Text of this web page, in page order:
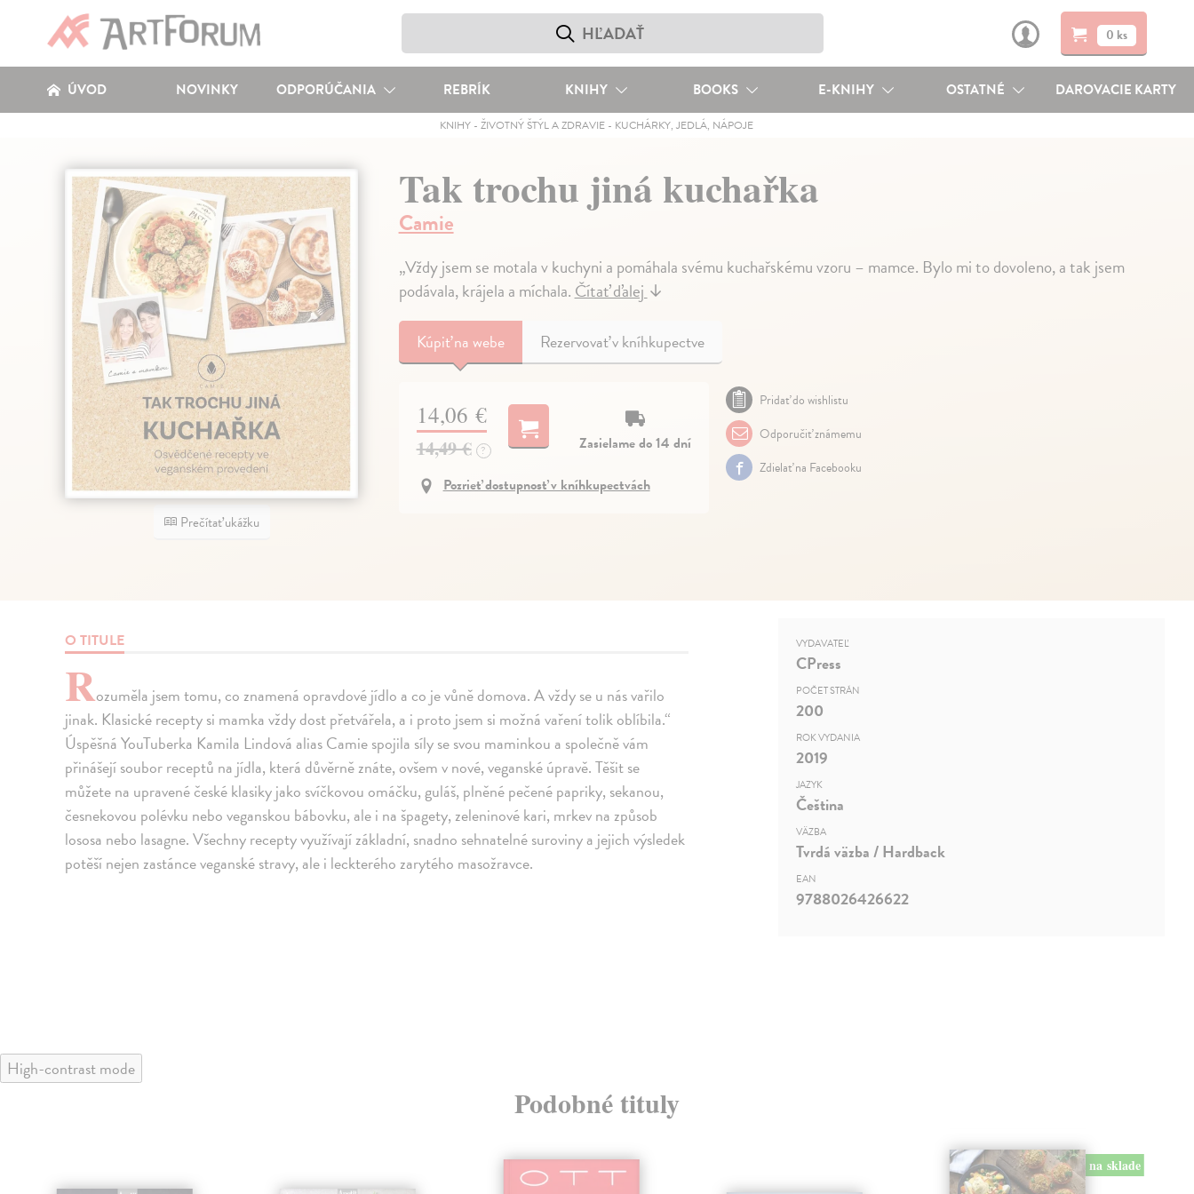
0 ks
ÚVOD NOVINKY ODPORÚČANIA REBRÍK KNIHY BOOKS E-KNIHY OSTATNÉ DAROVACIE KARTY
KNIHY -ŽIVOTNÝ ŠTÝL A ZDRAVIE - KUCHÁRKY, JEDLÁ, NÁPOJE
Prečítať ukážku
Tak trochu jiná kuchařka
Camie
„Vždy jsem se motala v kuchyni a pomáhala svému kuchařskému vzoru – mamce. Bylo mi to dovoleno, a tak jsem
podávala, krájela a míchala.Čítať ďalej↓
Kúpiťna webe Rezervovať v kníhkupectve
14,06 €
14,49 € ?
Zasielame do 14 dní
Pozrieť dostupnosť v kníhkupectvách
Pridať do wishlistu
Odporučiť známemu
Zdielať na Facebooku
O TITULE
Rozuměla jsem tomu, co znamená opravdové jídlo a co je vůně domova. A vždy se u nás vařilo
jinak. Klasické recepty si mamka vždy dost přetvářela, a i proto jsem si možná vaření tolik oblíbila.“
Úspěšná YouTuberka Kamila Lindová alias Camie spojila síly se svou maminkou a společně vám
přinášejí soubor receptů na jídla, která důvěrně znáte, ovšem v nové, veganské úpravě. Těšit se
můžete na upravené české klasiky jako svíčkovou omáčku, guláš, plněné pečené papriky, sekanou,
česnekovou polévku nebo veganskou bábovku, ale i na špagety, zeleninové kari, mrkev na způsob
lososa nebo lasagne. Všechny recepty využívají základní, snadno sehnatelné suroviny a jejich výsledek
potěší nejen zastánce veganské stravy, ale i leckterého zarytého masožravce.
VYDAVATEĽ
CPress
POČET STRÁN
200
ROK VYDANIA
2019
JAZYK
Čeština
VÄZBA
Tvrdá väzba / Hardback
EAN
9788026426622
High-contrast mode
Podobné tituly
na sklade